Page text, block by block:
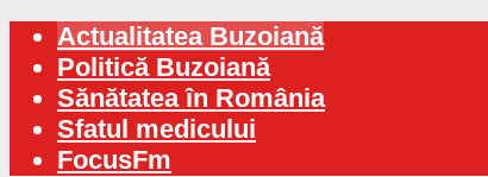
Actualitatea Buzoiană
Politică Buzoiană
Sănătatea în România
Sfatul medicului
FocusFm